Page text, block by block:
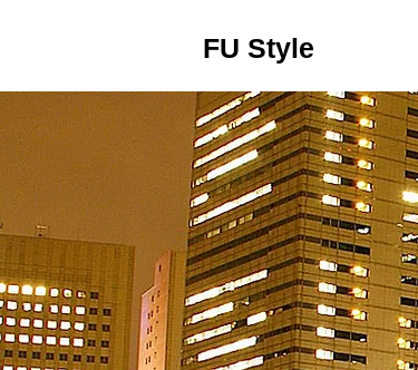
FU Style